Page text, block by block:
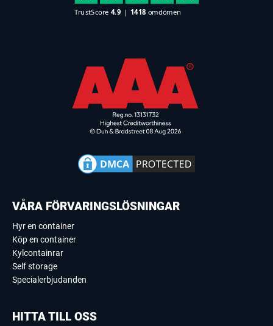
VÅRA FÖRVARINGSLÖSNINGAR
Hyr en container
Köp en container
Kylcontainrar
Self storage
Specialerbjudanden
HITTA TILL OSS